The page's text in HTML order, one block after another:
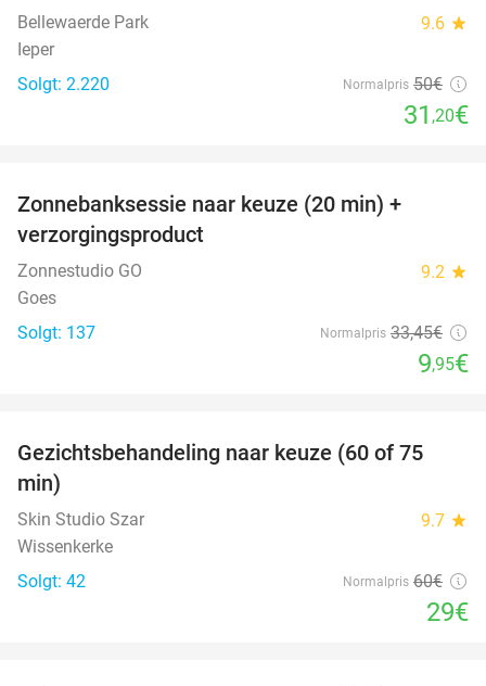
Bellewaerde Park 9.6 star
Ieper
Solgt: 2.220
Normalpris 50€
31 ,20€
Zonnebanksessie naar keuze (20 min) +
verzorgingsproduct
Zonnestudio GO 9.2 star
Goes
Solgt: 137
Normalpris 33,45€
9,95€
52%
Gezichtsbehandeling naar keuze (60 of 75
min)
Skin Studio Szar 9.7 star
Wissenkerke
Solgt: 42
Normalpris 60€
29€